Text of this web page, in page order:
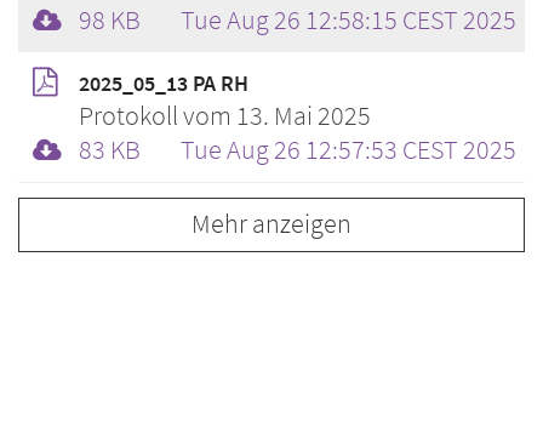
98 KB
Tue Aug 26 12:58:15 CEST 2025
2025_05_13 PA RH
Protokoll vom 13. Mai 2025
83 KB
Tue Aug 26 12:57:53 CEST 2025
Mehr anzeigen